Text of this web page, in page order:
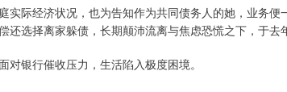
实际经济状况，也为告知作为共同债务人的她，业务便
还选择离家躲债，长期颠沛流离与焦虑恐慌之下，于去
银行催收压力，生活陷入极度困境。